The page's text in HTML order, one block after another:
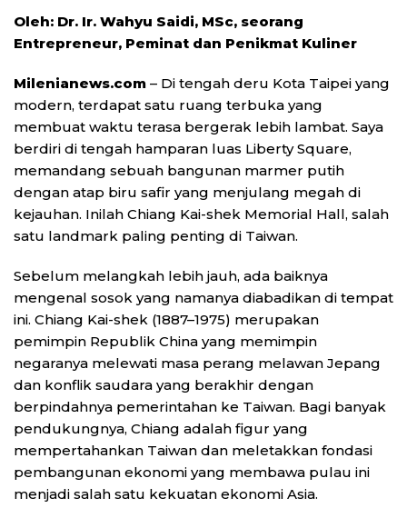
Oleh: Dr. Ir. Wahyu Saidi, MSc, seorang
Entrepreneur, Peminat dan Penikmat Kuliner
Milenianews.com – Di tengah deru Kota Taipei yang
modern, terdapat satu ruang terbuka yang
membuat waktu terasa bergerak lebih lambat. Saya
berdiri di tengah hamparan luas Liberty Square,
memandang sebuah bangunan marmer putih
dengan atap biru safir yang menjulang megah di
kejauhan. Inilah Chiang Kai-shek Memorial Hall, salah
satu landmark paling penting di Taiwan.
Sebelum melangkah lebih jauh, ada baiknya
mengenal sosok yang namanya diabadikan di tempat
ini. Chiang Kai-shek (1887–1975) merupakan
pemimpin Republik China yang memimpin
negaranya melewati masa perang melawan Jepang
dan konflik saudara yang berakhir dengan
berpindahnya pemerintahan ke Taiwan. Bagi banyak
pendukungnya, Chiang adalah figur yang
mempertahankan Taiwan dan meletakkan fondasi
pembangunan ekonomi yang membawa pulau ini
menjadi salah satu kekuatan ekonomi Asia.